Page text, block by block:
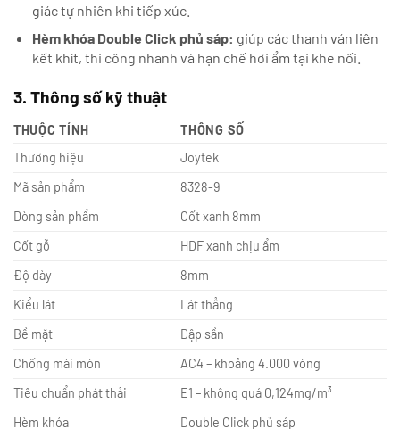
giác tự nhiên khi tiếp xúc.
Hèm khóa Double Click phủ sáp: giúp các thanh ván liên
kết khít, thi công nhanh và hạn chế hơi ẩm tại khe nối.
3. Thông số kỹ thuật
THUỘC TÍNH
THÔNG SỐ
Thương hiệu
Joytek
Mã sản phẩm
8328-9
Dòng sản phẩm
Cốt xanh 8mm
Cốt gỗ
HDF xanh chịu ẩm
Độ dày
8mm
Kiểu lát
Lát thẳng
Bề mặt
Dập sần
Chống mài mòn
AC4 – khoảng 4.000 vòng
Tiêu chuẩn phát thải
E1 – không quá 0,124mg/m³
Hèm khóa
Double Click phủ sáp